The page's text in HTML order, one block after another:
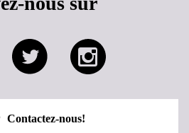
Contactez-nous!